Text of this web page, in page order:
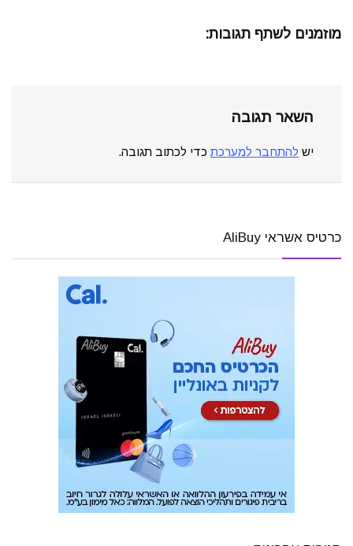
מוזמנים לשתף תגובות:
השאר תגובה
יש להתחבר למערכת כדי לכתוב תגובה.
כרטיס אשראי AliBuy